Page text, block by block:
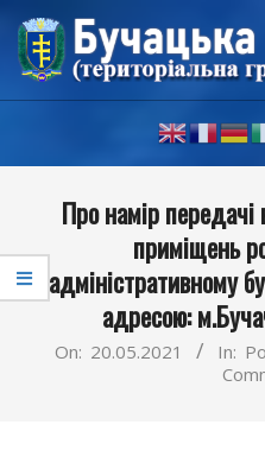
Skip
content
NavigationПро намір
приміщень
адміністративному
адресою:
On: 20.05.2021 In: